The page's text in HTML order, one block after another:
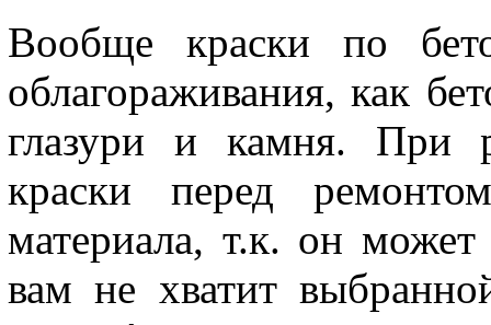
Вообще краски по
облагораживания, как
глазури и камня. При
краски перед
материала, т.к. он может
вам не хватит